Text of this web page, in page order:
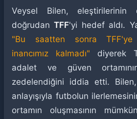
Veysel Bilen, eleştirilerinin
doğrudanTFF'yi hedef aldı.
"Bu saatten sonra TFF'ye
inancımız kalmadı" diyerek
adalet ve güven
zedelendiğini iddia etti.
anlayışıyla futbolun
ortamın oluşmasının